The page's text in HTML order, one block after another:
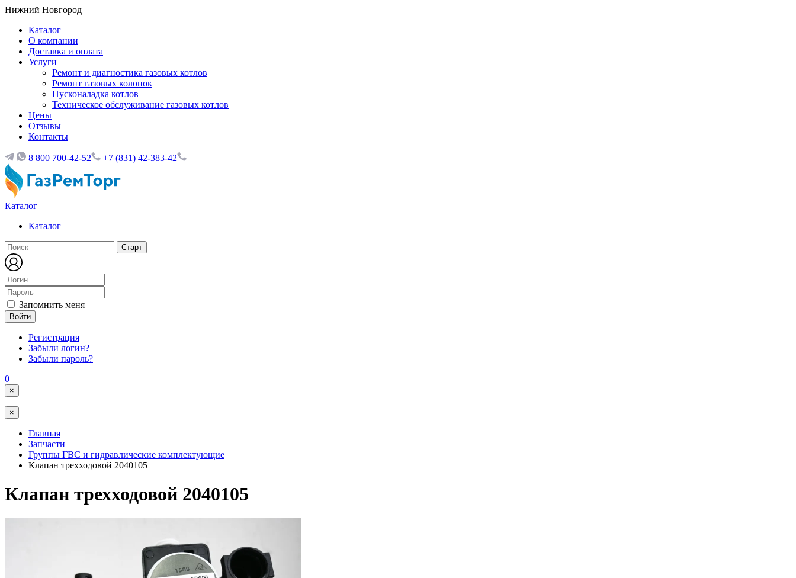
Нижний Новгород
Каталог
О компании
Доставка и оплата
Услуги
Ремонт и диагностика газовых котлов
Ремонт газовых колонок
Пусконаладка котлов
Техническое обслуживание газовых котлов
Цены
Отзывы
Контакты
8 800 700-42-52 +7 (831) 42-383-42
Каталог
Каталог
Запомнить меня
Войти
Регистрация
Забыли логин?
Забыли пароль?
0
×
×
Главная
Запчасти
Группы ГВС и гидравлические комплектующие
Клапан трехходовой 2040105
Клапан трехходовой 2040105